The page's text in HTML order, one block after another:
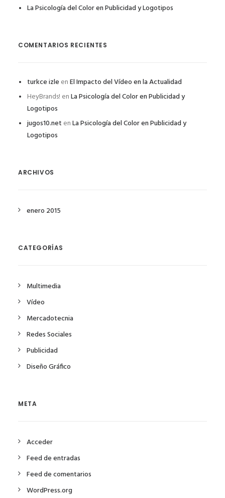
La Psicología del Color en Publicidad y Logotipos
COMENTARIOS RECIENTES
turkce izle enEl Impacto del Vídeo en la Actualidad
HeyBrands! enLa Psicología del Color en Publicidad y
Logotipos
jugos10.net enLa Psicología del Color en Publicidad y
Logotipos
ARCHIVOS
enero 2015
CATEGORÍAS
Multimedia
Vídeo
Mercadotecnia
Redes Sociales
Publicidad
Diseño Gráfico
META
Acceder
Feed de entradas
Feed de comentarios
WordPress.org